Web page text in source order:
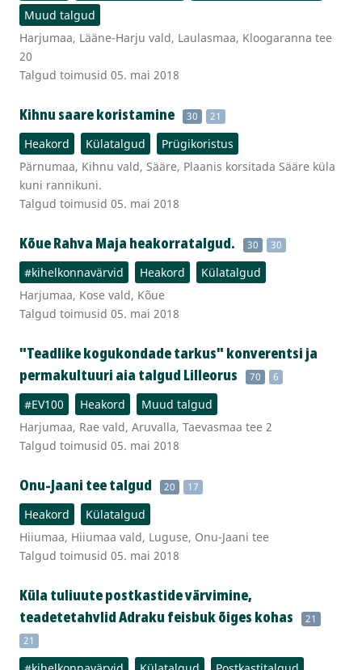
Muud talgud
Harjumaa, Lääne-Harju vald, Laulasmaa, Kloogaranna tee
20
Talgud toimusid 05. mai 2018
Kihnu saare koristamine 30 21
Heakord Külatalgud
Prügikoristus
Pärnumaa, Kihnu vald, Sääre, Plaanis korsitada Sääre küla
kuni rannikuni.
Talgud toimusid 05. mai 2018
Kõue Rahva Maja heakorratalgud. 30 30
#kihelkonnavärvid Heakord
Külatalgud
Harjumaa, Kose vald, Kõue
Talgud toimusid 05. mai 2018
"Teadlike kogukondade tarkus" konverentsi ja
permakultuuri aia talgud Lilleorus
70 6
#EV100 Heakord
Muud talgud
Harjumaa, Rae vald, Aruvalla, Taevasmaa tee 2
Talgud toimusid 05. mai 2018
Onu-Jaani tee talgud 20 17
Heakord
Külatalgud
Hiiumaa, Hiiumaa vald, Luguse, Onu-Jaani tee
Talgud toimusid 05. mai 2018
Küla tuliuute postkastide värvimine,
teadetetahvlid Adraku feisbuk õiges kohas
21
21